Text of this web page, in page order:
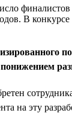
В
на эту